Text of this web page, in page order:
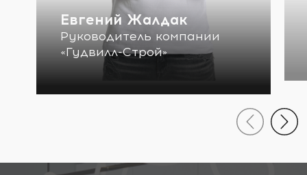
Евгений Жалдак
Руководитель компании
«Гудвилл-Строй»